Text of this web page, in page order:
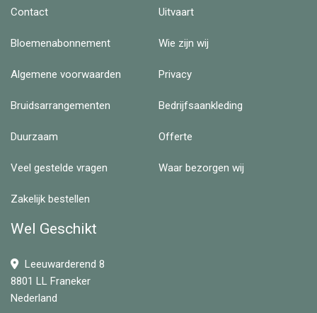
Contact Uitvaart
Bloemenabonnement Wie zijn wij
Algemene voorwaarden Privacy
Bruidsarrangementen Bedrijfsaankleding
Duurzaam Offerte
Veel gestelde vragen Waar bezorgen wij
Zakelijk bestellen
Wel Geschikt
Leeuwarderend 8
8801 LL Franeker
Nederland